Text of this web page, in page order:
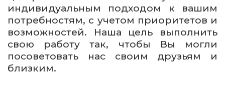
индивидуальным подходом к вашим
потребностям, с учетом приоритетов и
возможностей. Наша цель выполнить
свою работу так, чтобы Вы могли
посоветовать нас своим друзьям и
близким.